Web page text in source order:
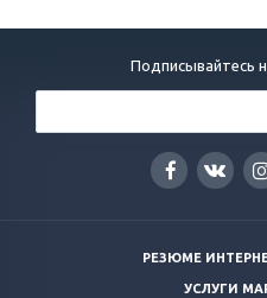
Подписывайтесь
РЕЗЮМЕ
УСЛУГИ